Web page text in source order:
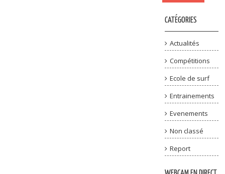
CATÉGORIES
Actualités
Compétitions
Ecole de surf
Entrainements
Evenements
Non classé
Report